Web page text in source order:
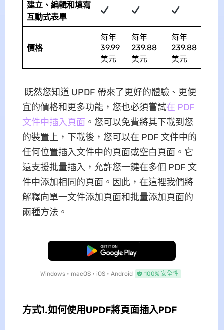
建立、編輯和填寫
互動式表單
價格
每年
39.99
美元
每年
239.88
美元
每年
239.88
美元
既然您知道 UPDF 帶來了更好的體驗、更便
宜的價格和更多功能，您也必須嘗試在 PDF
文件中插入頁面 。您可以免費將其下載到您
的裝置上，下載後，您可以在 PDF 文件中的
任何位置插入文件中的頁面或空白頁面。它
還支援批量插入，允許您一鍵在多個 PDF 文
件中添加相同的頁面。因此，在這裡我們將
解釋向單一文件添加頁面和批量添加頁面的
兩種方法。
免費下載
Windows • macOS • iOS • Android 100% 安全性
方式1.如何使用UPDF將頁面插入PDF